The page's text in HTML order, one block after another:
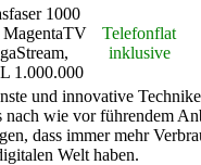
1000
1.000.000
Telefonflat
inklusive
und innovative
nach wie vor führendem
dass immer mehr
Welt haben.